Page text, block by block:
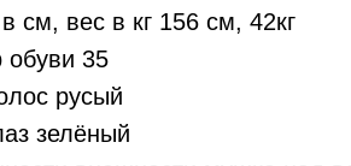
см, вес в кг 156 см, 42кг
обуви 35
русый
зелёный